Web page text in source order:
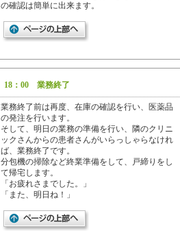
の確認は簡単に出来ます。
18：00 業務終了
業務終了前は再度、在庫の確認を行い、医薬品
の発注を行います。
そして、明日の業務の準備を行い、隣のクリニ
ックさんからの患者さんがいらっしゃらなけれ
ば、業務終了です。
分包機の掃除など終業準備をして、戸締りをし
て帰宅します。
「お疲れさまでした。」
「また、明日ね！」